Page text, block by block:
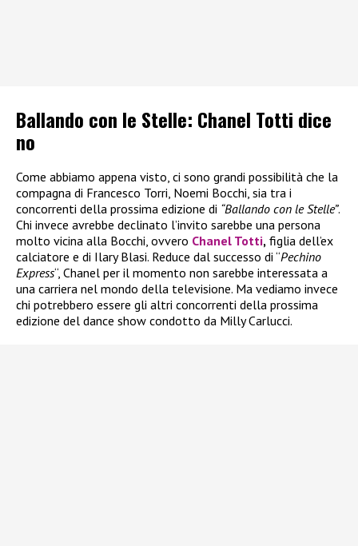
Ballando con le Stelle: Chanel Totti dice
no
Come abbiamo appena visto, ci sono grandi possibilità che la
compagna di Francesco Torri, Noemi Bocchi, sia tra i
concorrenti della prossima edizione di “Ballando con le Stelle”.
Chi invece avrebbe declinato l’invito sarebbe una persona
molto vicina alla Bocchi, ovvero Chanel Totti, figlia dell’ex
calciatore e di Ilary Blasi. Reduce dal successo di “Pechino
Express“, Chanel per il momento non sarebbe interessata a
una carriera nel mondo della televisione. Ma vediamo invece
chi potrebbero essere gli altri concorrenti della prossima
edizione del dance show condotto da Milly Carlucci.